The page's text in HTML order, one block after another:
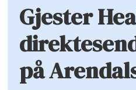
Gjester
på